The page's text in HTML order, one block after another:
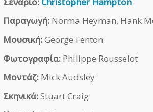
Παραγωγή: Norma Heyman, Hank
Μουσική:George Fenton
Φωτογραφία: Philippe Rousselot
Μοντάζ: Mick Audsley
Σκηνικά:Stuart Craig